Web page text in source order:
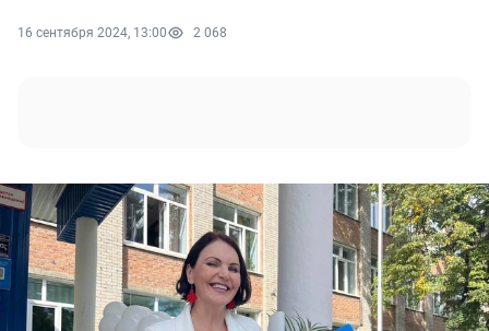
16 сентября 2024, 13:00 2 068